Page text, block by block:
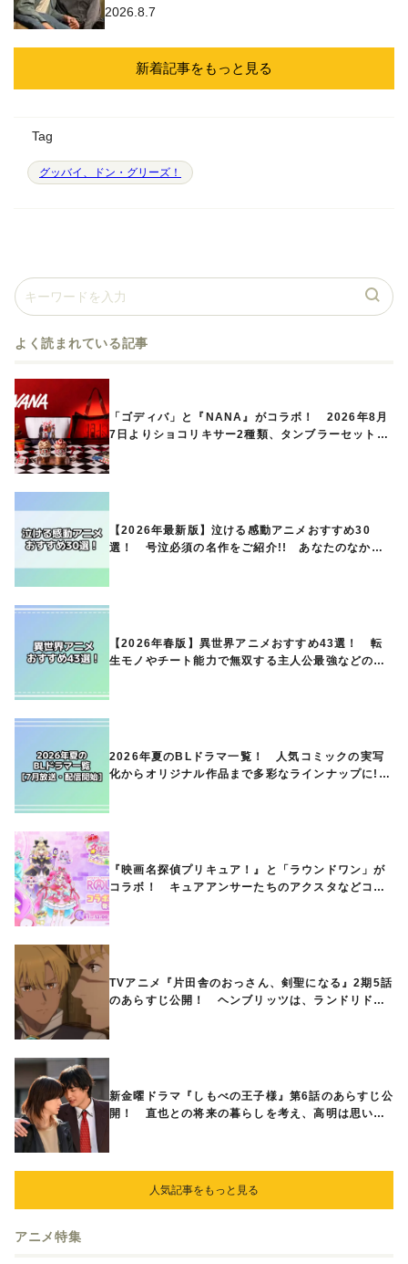
2026.8.7
新着記事をもっと見る
Tag
グッバイ、ドン・グリーズ！
よく読まれている記事
「ゴディバ」と『NANA』がコラボ！ 2026年8月
7日よりショコリキサー2種類、タンブラーセットな
【2026年最新版】泣ける感動アニメおすすめ30
選！ 号泣必須の名作をご紹介!! あなたのなかの
【2026年春版】異世界アニメおすすめ43選！ 転
生モノやチート能力で無双する主人公最強などの人
2026年夏のBLドラマ一覧！ 人気コミックの実写
化からオリジナル作品まで多彩なラインナップに!!
『映画名探偵プリキュア！』と「ラウンドワン」が
コラボ！ キュアアンサーたちのアクスタなどコラ
TVアニメ『片田舎のおっさん、剣聖になる』2期5話
のあらすじ公開！ ヘンブリッツは、ランドリドに
新金曜ドラマ『しもべの王子様』第6話のあらすじ公
開！ 直也との将来の暮らしを考え、高明は思い切
人気記事をもっと見る
アニメ特集